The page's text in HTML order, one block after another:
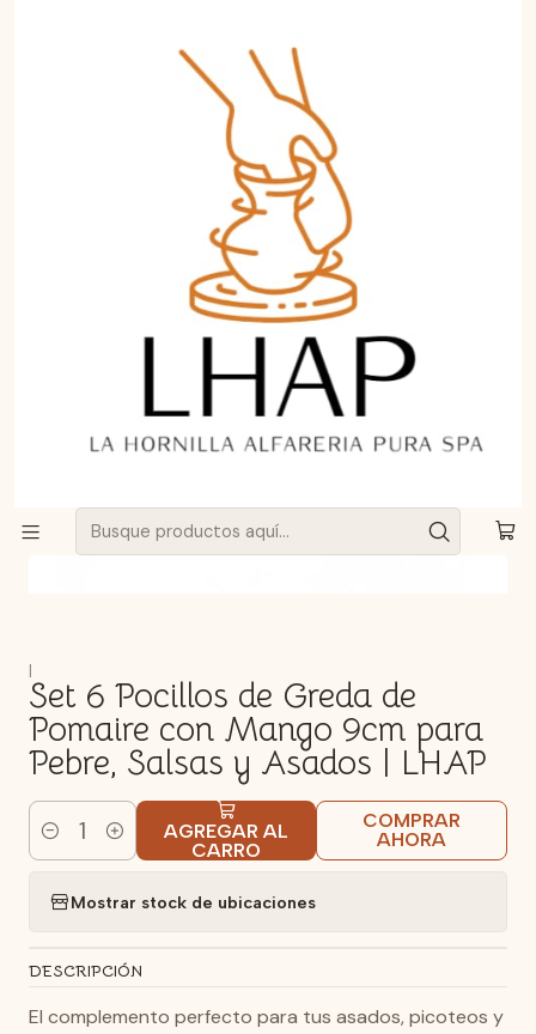
Pocillos de greda
Set 6 Pocillos de Greda de Pomaire con Mango 9cm para
Pebre, Salsas y Asados | LHAP
|
Set 6 Pocillos de Greda de
Pomaire con Mango 9cm para
Pebre, Salsas y Asados | LHAP
Cantidad
AGREGAR AL
CARRO
COMPRAR
AHORA
Mostrar stock de ubicaciones
DESCRIPCIÓN
El complemento perfecto para tus asados, picoteos y